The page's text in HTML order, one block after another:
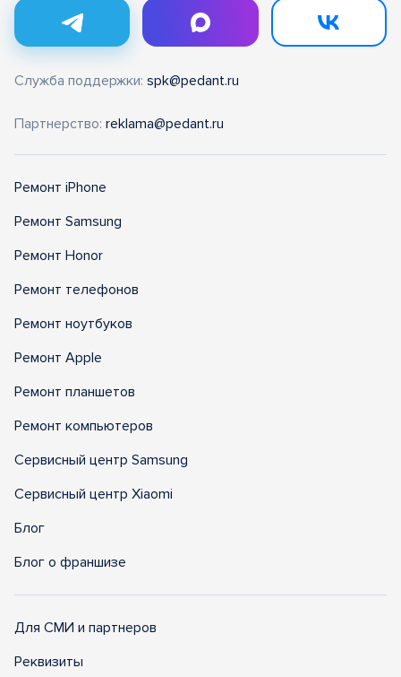
Служба поддержки: spk@pedant.ru
Партнерство: reklama@pedant.ru
Ремонт iPhone
Ремонт Samsung
Ремонт Honor
Ремонт телефонов
Ремонт ноутбуков
Ремонт Apple
Ремонт планшетов
Ремонт компьютеров
Сервисный центр Samsung
Сервисный центр Xiaomi
Блог
Блог о франшизе
Для СМИ и партнеров
Реквизиты